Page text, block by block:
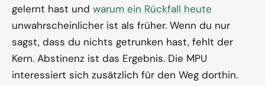
gelernt hast und warum ein Rückfall heute
unwahrscheinlicher ist als früher. Wenn du nur
sagst, dass du nichts getrunken hast, fehlt der
Kern. Abstinenz ist das Ergebnis. Die MPU
interessiert sich zusätzlich für den Weg dorthin.